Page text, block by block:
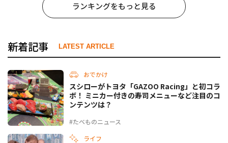
ランキングをもっと見る
新着記事 LATEST ARTICLE
おでかけ
#たべものニュース
スシローがトヨタ「GAZOO Racing」と初コラ
ボ！ ミニカー付きの寿司メニューなど注目のコ
ンテンツは？
ライフ